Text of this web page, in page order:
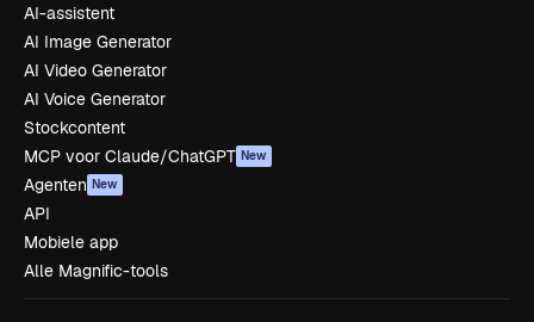
AI-assistent
AI Image Generator
AI Video Generator
AI Voice Generator
Stockcontent
MCP voor Claude/ChatGPT New
Agenten New
API
Mobiele app
Alle Magnific-tools